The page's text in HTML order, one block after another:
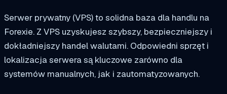
Serwer prywatny (VPS) to solidna baza dla handlu na
Forexie. Z VPS uzyskujesz szybszy, bezpieczniejszy i
dokładniejszy handel walutami. Odpowiedni sprzęt i
lokalizacja serwera są kluczowe zarówno dla
systemów manualnych, jak i zautomatyzowanych.